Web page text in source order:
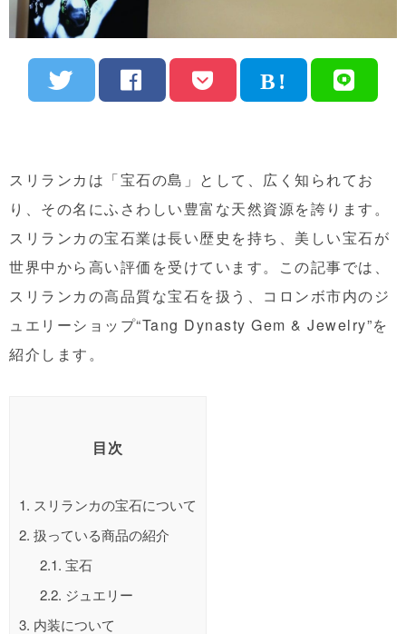
スリランカは「宝石の島」として、広く知られてお
り、その名にふさわしい豊富な天然資源を誇ります。
スリランカの宝石業は長い歴史を持ち、美しい宝石が
世界中から高い評価を受けています。この記事では、
スリランカの高品質な宝石を扱う、コロンボ市内のジ
ュエリーショップ“Tang Dynasty Gem & Jewelry”を
紹介します。
目次
1. スリランカの宝石について
2. 扱っている商品の紹介
2.1. 宝石
2.2. ジュエリー
3. 内装について